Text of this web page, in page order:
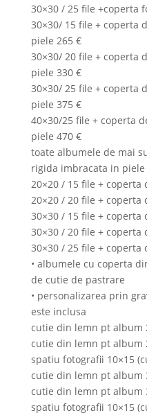
30×30 / 25 file +coperta
30×30/ 15 file + coperta
piele 265 €
30×30/ 20 file + coperta
piele 330 €
30×30/ 25 file + coperta
piele 375 €
40×30/25 file + coperta
piele 470 €
toate albumele de mai
rigida imbracata in piele
20×20 / 15 file + coperta
20×20 / 20 file + coperta
30×30 / 15 file + coperta
30×30 / 20 file + coperta
30×30 / 25 file + coperta
• albumele cu coperta
de cutie de pastrare
• personalizarea prin
este inclusa
cutie din lemn pt album
cutie din lemn pt album
spatiu fotografii 10×15
cutie din lemn pt album
cutie din lemn pt album
spatiu fotografii 10×15